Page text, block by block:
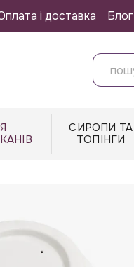
і доставка Блог
СИРОПИ ТА
ТОПІНГИ